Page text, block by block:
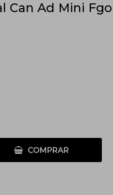
Can Ad Mini Fgo
COMPRAR